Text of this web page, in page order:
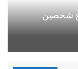
شخصين